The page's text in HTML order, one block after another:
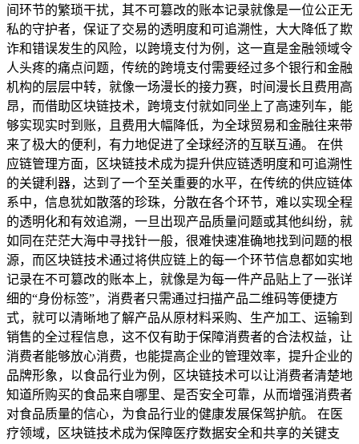
间环节的繁琐干扰，其不可篡改的账本记录就像是一位公正无
私的守护者，保证了交易的透明度和可追溯性，大大降低了欺
诈和错误发生的风险，以跨境支付为例，这一直是金融领域令
人头疼的痛点问题，传统的跨境支付需要经过多个银行和金融
机构的层层中转，就像一场漫长的接力赛，时间漫长且费用高
昂，而借助区块链技术，跨境支付就如同坐上了高速列车，能
够实现实时到账，且费用大幅降低，为全球贸易和金融往来带
来了极大的便利，有力地促进了全球经济的互联互通。 在供
应链管理方面，区块链技术成为提升供应链透明度和可追溯性
的关键利器，达到了一个至关重要的水平，在传统的供应链体
系中，信息犹如散落的珍珠，分散在各个环节，难以实现全程
的透明化和有效追溯，一旦出现产品质量问题或其他纠纷，就
如同在茫茫大海中寻找针一般，很难快速准确地找到问题的根
源，而区块链技术通过将供应链上的每一个环节信息都如实地
记录在不可篡改的账本上，就像是为每一件产品贴上了一张详
细的“身份标签”，消费者只需通过扫描产品二维码等便捷方
式，就可以清晰地了解产品从原材料采购、生产加工、运输到
销售的全过程信息，这不仅有助于保障消费者的合法权益，让
消费者能够放心消费，也能提高企业的管理效率，提升企业的
品牌形象，以食品行业为例，区块链技术可以让消费者清楚地
知道所购买的食品来自哪里、是否安全可靠，从而增强消费者
对食品质量的信心，为食品行业的健康发展保驾护航。 在医
疗领域，区块链技术成为保障医疗数据安全和共享的关键支